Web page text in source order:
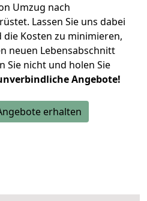
Umzug nach
Lassen Sie uns dabei
die Kosten zu minimieren,
neuen Lebensabschnitt
Sie nicht und holen Sie
Angebote!
erhalten